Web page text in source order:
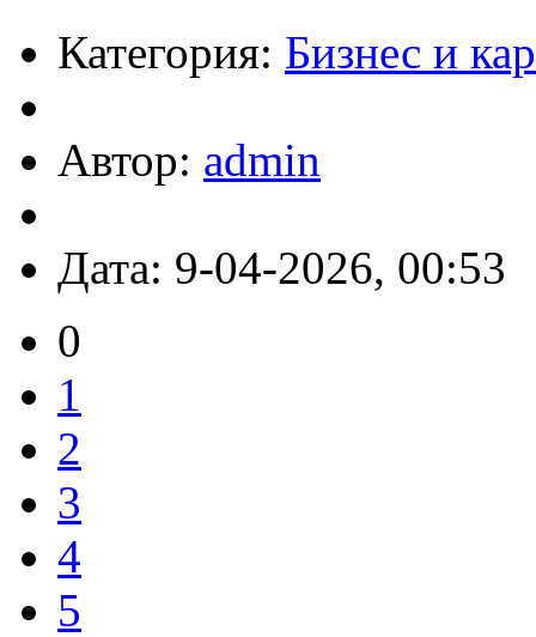
Категория: Бизнес и
Автор: admin
Дата: 9-04-2026, 00:53
0
1
2
3
4
5